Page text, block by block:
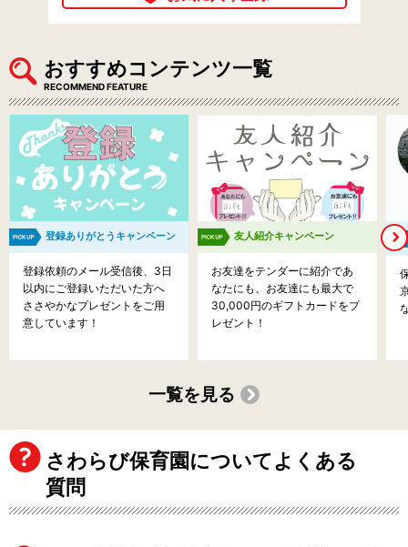
おすすめコンテンツ一覧
RECOMMEND FEATURE
登録ありがとうキャンペーン
登録依頼のメール受信後、3日
以内にご登録いただいた方へ
ささやかなプレゼントをご用
意しています！
友人紹介キャンペーン
お友達をテンダーに紹介であ
なたにも、お友達にも最大で
30,000円のギフトカードをプ
レゼント！
一覧を見る
さわらび保育園についてよくある
質問